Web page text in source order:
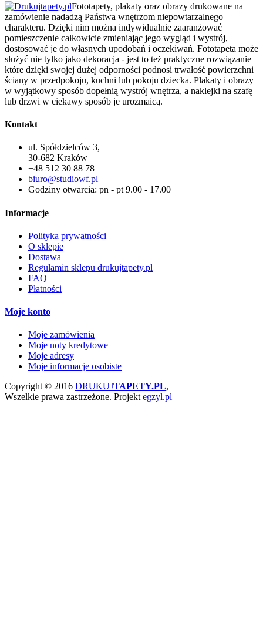
Fototapety, plakaty oraz obrazy drukowane na
zamówienie nadadzą Państwa wnętrzom niepowtarzalnego
charakteru. Dzięki nim można indywidualnie zaaranżować
pomieszczenie całkowicie zmieniając jego wygląd i wystrój,
dostosować je do własnych upodobań i oczekiwań. Fototapeta może
służyć nie tylko jako dekoracja - jest to też praktyczne rozwiązanie
które dzięki swojej dużej odporności podnosi trwałość powierzchni
ściany w przedpokoju, kuchni lub pokoju dziecka. Plakaty i obrazy
w wyjątkowy sposób dopełnią wystrój wnętrza, a naklejki na szafę
lub drzwi w ciekawy sposób je urozmaicą.
Kontakt
ul. Spółdzielców 3,
30-682 Kraków
+48 512 30 88 78
biuro@studiowf.pl
Godziny otwarcia: pn - pt 9.00 - 17.00
Informacje
Polityka prywatności
O sklepie
Dostawa
Regulamin sklepu drukujtapety.pl
FAQ
Płatności
Moje konto
Moje zamówienia
Moje noty kredytowe
Moje adresy
Moje informacje osobiste
Copyright © 2016 DRUKUJTAPETY.PL,
Wszelkie prawa zastrzeżone. Projekt egzyl.pl